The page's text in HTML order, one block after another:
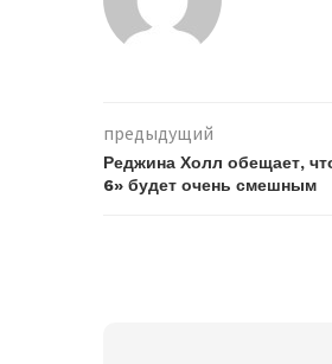
предыдущий
Реджина Холл обещает,
6» будет очень смешным